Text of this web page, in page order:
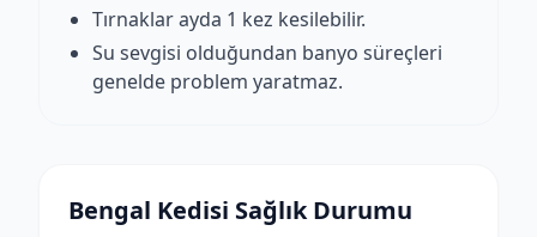
Tırnaklar ayda 1 kez kesilebilir.
Su sevgisi olduğundan banyo süreçleri
genelde problem yaratmaz.
Bengal Kedisi Sağlık Durumu